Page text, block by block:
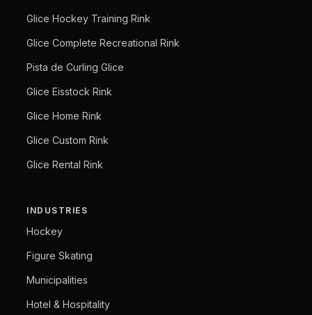
Glice Hockey Training Rink
Glice Complete Recreational Rink
Pista de Curling Glice
Glice Eisstock Rink
Glice Home Rink
Glice Custom Rink
Glice Rental Rink
INDUSTRIES
Hockey
Figure Skating
Municipalities
Hotel & Hospitality